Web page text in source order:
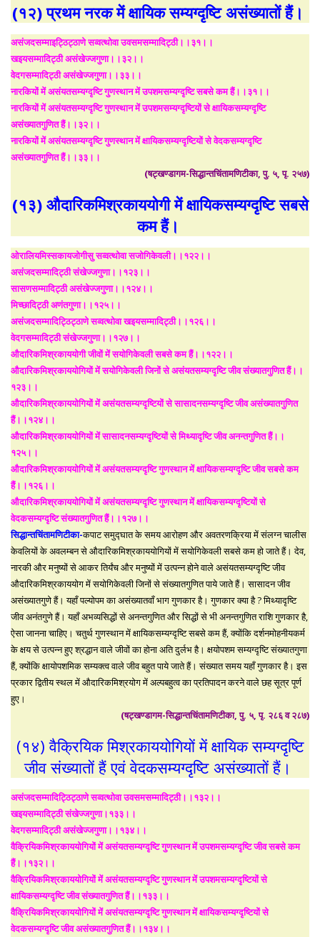
(१२) प्रथम नरक में क्षायिक सम्यग्दृष्टि असंख्यातों हैं।
असंजदसम्माइट्ठिट्ठाणे सव्वत्थोवा उवसमसम्मादिट्ठी।।३१।।
खइयसम्मादिट्ठी असंखेज्जगुणा।।३२।।
वेदगसम्मादिट्ठी असंखेज्जगुणा।।३३।।
नारकियों में असंयतसम्यग्दृष्टि गुणस्थान में उपशमसम्यग्दृष्टि सबसे कम हैं।।३१।।
नारकियों में असंयतसम्यग्दृष्टि गुणस्थान में उपशमसम्यग्दृष्टियों से क्षायिकसम्यग्दृष्टि
असंख्यातगुणित हैं।।३२।।
नारकियों में असंयतसम्यग्दृष्टि गुणस्थान में क्षायिकसम्यग्दृष्टियों से वेदकसम्यग्दृष्टि
असंख्यातगुणित हैं।।३३।।
(षट्खण्डागम-सिद्धान्तचिंतामणिटीका, पु. ५, पृ. २५७)
(१३) औदारिकमिश्रकाययोगी में क्षायिकसम्यग्दृष्टि सबसे
कम हैं।
ओरालियमिस्सकायजोगीसु सव्वत्थोवा सजोगिकेवली।।१२२।।
असंजदसम्मादिट्ठी संखेज्जगुणा।।१२३।।
सासणसम्मादिट्ठी असंखेज्जगुणा।।१२४।।
मिच्छादिट्ठी अणंतगुणा।।१२५।।
असंजदसम्मादिट्ठिट्ठाणे सव्वत्थोवा खइयसम्मादिट्ठी।।१२६।।
वेदगसम्मादिट्ठी संखेज्जगुणा।।१२७।।
औदारिकमिश्रकाययोगी जीवों में सयोगिकेवली सबसे कम हैं।।१२२।।
औदारिकमिश्रकाययोगियों में सयोगिकेवली जिनों से असंयतसम्यग्दृष्टि जीव संख्यातगुणित हैं।।
१२३।।
औदारिकमिश्रकाययोगियों में असंयतसम्यग्दृष्टियों से सासादनसम्यग्दृष्टि जीव असंख्यातगुणित
हैं।।१२४।।
औदारिकमिश्रकाययोगियों में सासादनसम्यग्दृष्टियों से मिथ्यादृष्टि जीव अनन्तगुणित हैं।।
१२५।।
औदारिकमिश्रकाययोगियों में असंयतसम्यग्दृष्टि गुणस्थान में क्षायिकसम्यग्दृष्टि जीव सबसे कम
हैं।।१२६।।
औदारिकमिश्रकाययोगियों में असंयतसम्यग्दृष्टि गुणस्थान में क्षायिकसम्यग्दृष्टियों से
वेदकसम्यग्दृष्टि संख्यातगुणित हैं।।१२७।।
सिद्धान्तचिंतामणिटीका-कपाट समुद्घात के समय आरोहण और अवतरणक्रिया में संलग्न चालीस
केवलियों के अवलम्बन से औदारिकमिश्रकाययोगियों में सयोगिकेवली सबसे कम हो जाते हैं। देव,
नारकी और मनुष्यों से आकर तिर्यंच और मनुष्यों में उत्पन्न होने वाले असंयतसम्यग्दृष्टि जीव
औदारिकमिश्रकाययोग में सयोगिकेवली जिनों से संख्यातगुणित पाये जाते हैं। सासादन जीव
असंख्यातगुणे हैं। यहाँ पल्योपम का असंख्यातवाँ भाग गुणकार है। गुणकार क्या है ? मिथ्यादृष्टि
जीव अनंतगुणे हैं। यहाँ अभव्यसिद्धों से अनन्तगुणित और सिद्धों से भी अनन्तगुणित राशि गुणकार है,
ऐसा जानना चाहिए। चतुर्थ गुणस्थान में क्षायिकसम्यग्दृष्टि सबसे कम हैं, क्योंकि दर्शनमोहनीयकर्म
के क्षय से उत्पन्न हुए श्रद्धान वाले जीवों का होना अति दुर्लभ है। क्षयोपशम सम्यग्दृष्टि संख्यातगुणा
हैं, क्योंकि क्षायोपशमिक सम्यक्त्व वाले जीव बहुत पाये जाते हैं। संख्यात समय यहाँ गुणकार है। इस
प्रकार द्वितीय स्थल में औदारिकमिश्रयोग में अल्पबहुत्व का प्रतिपादन करने वाले छह सूत्र पूर्ण
हुए।
(षट्खण्डागम-सिद्धान्तचिंतामणिटीका, पु. ५, पृ. २८६ व २८७)
(१४) वैक्रियिक मिश्रकाययोगियों में क्षायिक सम्यग्दृष्टि
जीव संख्यातों हैं एवं वेदकसम्यग्दृष्टि असंख्यातों हैं।
असंजदसम्मादिट्ठिट्ठाणे सव्वत्थोवा उवसमसम्मादिट्ठी।।१३२।।
खइयसम्मादिट्ठी संखेज्जगुणा।१३३।।
वेदगसम्मादिट्ठी असंखेज्जगुणा।।१३४।।
वैक्रियिकमिश्रकाययोगियों में असंयतसम्यग्दृष्टि गुणस्थान में उपशमसम्यग्दृष्टि जीव सबसे कम
हैं।।१३२।।
वैक्रियिकमिश्रकाययोगियों में असंयतसम्यग्दृष्टि गुणस्थान में उपशमसम्यग्दृष्टियों से
क्षायिकसम्यग्दृष्टि जीव संख्यातगुणित हैं।।१३३।।
वैक्रियिकमिश्रकाययोगियों में असंयतसम्यग्दृष्टि गुणस्थान में क्षायिकसम्यग्दृष्टियों से
वेदकसम्यग्दृष्टि जीव असंख्यातगुणित हैं।।१३४।।